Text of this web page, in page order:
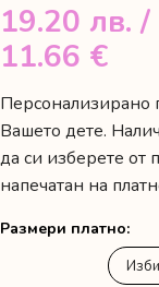
19.20 лв. /
11.66 €
/
Персонализирано
Вашето дете.
да си изберете от
напечатан на
Размери платно